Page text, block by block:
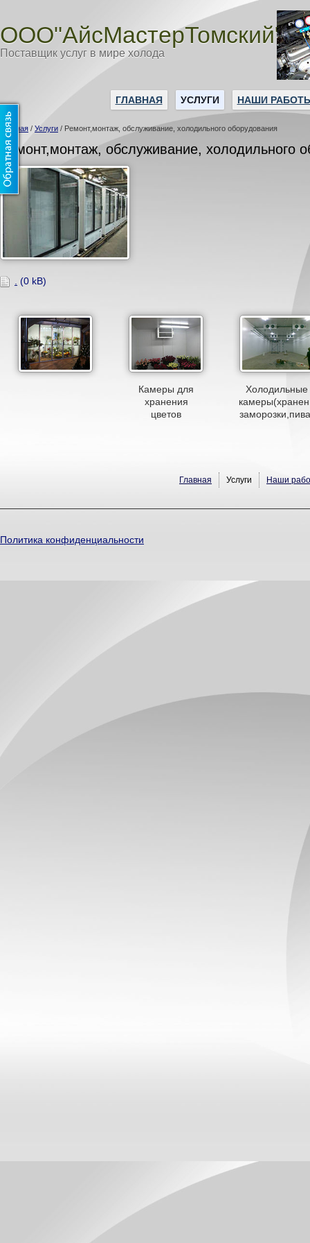
ООО"АйсМастерТомский"
Поставщик услуг в мире холода
ГЛАВНАЯ УСЛУГИ НАШИ
Главная / Услуги / Ремонт,монтаж, обслуживание, холодильного оборудования
Ремонт,монтаж, обслуживание, холодильного
(0 kB)
Камеры для
хранения
цветов
Холодильные
Главная Услуги Наши
Политика конфиденциальности